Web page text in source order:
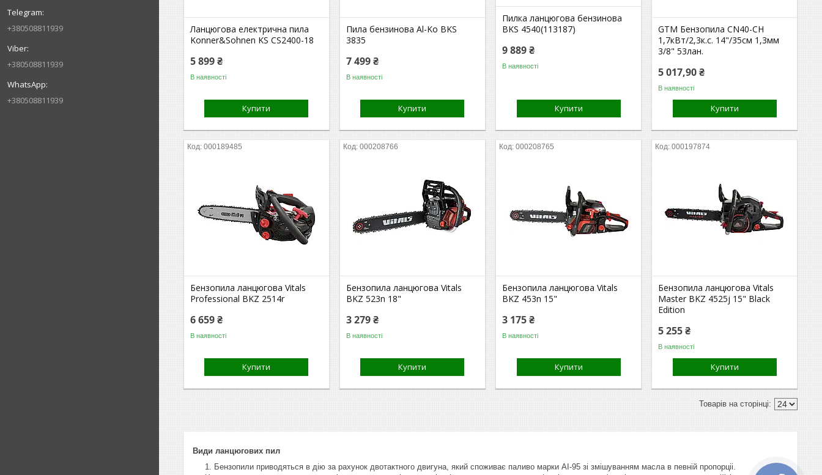
+380508811939
+380508811939
+380508811939
Ланцюгова електрична пила
Konner&Sohnen KS CS2400-18
5 899 ₴
В наявності
Купити
Пила бензинова Al-Ko BKS
3835
7 499 ₴
В наявності
Купити
Пилка ланцюгова бензинова
BKS 4540(113187)
9 889 ₴
В наявності
Купити
GTM Бензопила CN40-CH
1,7кВт/2,3к.с. 14"/35см 1,3мм
3/8" 53лан.
5 017,90 ₴
В наявності
Купити
000189485
Бензопила ланцюгова Vitals
Professional BKZ 2514r
6 659 ₴
В наявності
Купити
000208766
Бензопила ланцюгова Vitals
BKZ 523n 18"
3 279 ₴
В наявності
Купити
000208765
Бензопила ланцюгова Vitals
BKZ 453n 15"
3 175 ₴
В наявності
Купити
000197874
Бензопила ланцюгова Vitals
Master BKZ 4525j 15" Black
Edition
5 255 ₴
В наявності
Купити
Види ланцюгових пил
Бензопили приводяться в дію за рахунок двотактного двигуна, який споживає паливо марки АІ-95 зі змішуванням масла в певній пропорціі.